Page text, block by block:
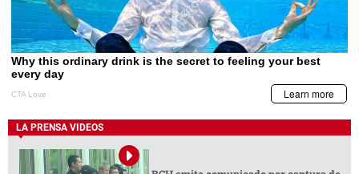
LA PRENSA VIDEOS